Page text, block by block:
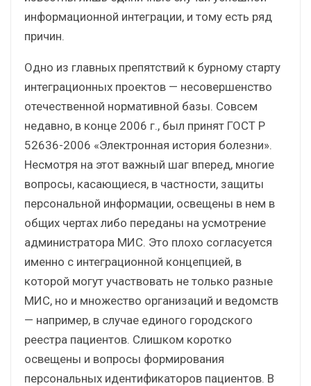
информационной интеграции, и тому есть ряд
причин.
Одно из главных препятствий к бурному старту
интеграционных проектов — несовершенство
отечественной нормативной базы. Совсем
недавно, в конце 2006 г., был принят ГОСТ Р
52636-2006 «Электронная история болезни».
Несмотря на этот важный шаг вперед, многие
вопросы, касающиеся, в частности, защиты
персональной информации, освещены в нем в
общих чертах либо переданы на усмотрение
администратора МИС. Это плохо согласуется
именно с интеграционной концепцией, в
которой могут участвовать не только разные
МИС, но и множество организаций и ведомств
— например, в случае единого городского
реестра пациентов. Слишком коротко
освещены и вопросы формирования
персональных идентификаторов пациентов. В